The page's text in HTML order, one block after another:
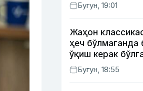
Бугун, 19:01
Жаҳон
ҳеч бўлмаганда
ўқиш керак
(II қисм)
Бугун, 18:55